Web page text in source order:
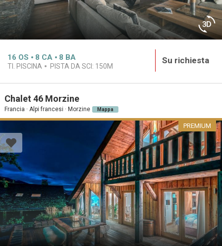
16 OS 8 CA 8 BA
TI. PISCINA PISTA DA SCI: 150M
Su richiesta
Chalet 46 Morzine
Francia · Alpi francesi · Morzine Mappa
PREMIUM